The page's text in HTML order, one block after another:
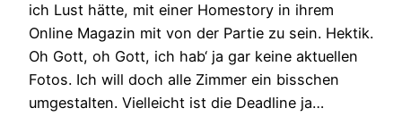
ich Lust hätte, mit einer Homestory in ihrem
Online Magazin mit von der Partie zu sein. Hektik.
Oh Gott, oh Gott, ich hab‘ ja gar keine aktuellen
Fotos. Ich will doch alle Zimmer ein bisschen
umgestalten. Vielleicht ist die Deadline ja…